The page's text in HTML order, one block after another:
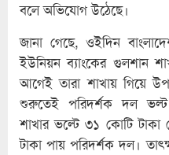
বলে অভিযোগ উঠেছে।
জানা গেছে, ওইদিন
ইউনিয়ন ব্যাংকের গুলশান
আগেই তারা শাখায় গিয়ে
শুরুতেই পরিদর্শক দল ভল্ট
শাখার ভল্টে ৩১ কোটি
টাকা পায় পরিদর্শক দল।